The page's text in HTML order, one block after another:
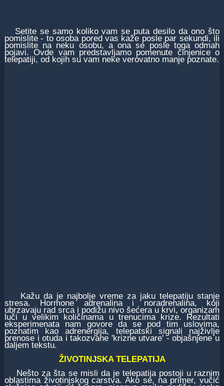
Setite se samo koliko vam se puta desilo da ono što
pomislite - to osoba pored vas kaže posle par sekundi, ili
pomislite na neku osobu, a ona se posle toga odmah
pojavi. Ovde vam predstavljamo pomenute činjenice o
telepatiji, od kojih su vam neke verovatno manje poznate.
Kažu da je najbolje vreme za jaku telepatiju stanje
stresa. Hormone adrenalina i noradrenalina, koji
ubrzavaju rad srca i podižu nivo šećera u krvi, organizam
luči u velikim količinama u trenucima krize. Rezultati
eksperimenata nam govore da se pod tim uslovima,
poznatim kao adrenergija, telepatski signali najživlje
prenose i otuda i takozvane 'krizne utvare' - objašnjene u
daljem tekstu.
ŽIVOTINJSKA TELEPATIJA
Nešto za šta se misli da je telepatija postoji u raznim
oblastima životinjskog carstva. Ako se, na primer, vučić